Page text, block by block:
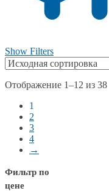
Show Filters
Отображение 1–12 из 38
1
2
3
4
→
Фильтр по
цене